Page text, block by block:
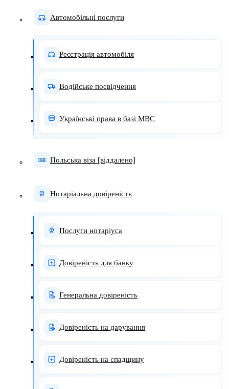
Автомобільні послуги
Реєстрація автомобіля
Водійське посвідчення
Українські права в базі МВС
Польська віза [віддалено]
Нотаріальна довіреність
Послуги нотаріуса
Довіреність для банку
Генеральна довіреність
Довіреність на дарування
Довіреність на спадщину